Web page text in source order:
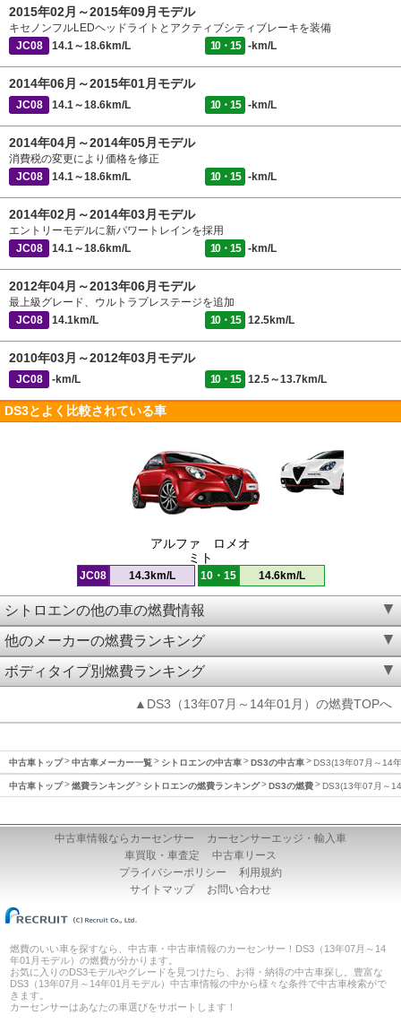
2015年02月～2015年09月モデル
キセノンフルLEDヘッドライトとアクティブシティブレーキを装備
JC08
14.1～18.6km/L 10・15 -km/L
2014年06月～2015年01月モデル
JC08 14.1～18.6km/L 10・15 -km/L
2014年04月～2014年05月モデル
消費税の変更により価格を修正
JC08
14.1～18.6km/L 10・15 -km/L
2014年02月～2014年03月モデル
エントリーモデルに新パワートレインを採用
JC08
14.1～18.6km/L 10・15 -km/L
2012年04月～2013年06月モデル
最上級グレード、ウルトラプレステージを追加
JC08
14.1km/L 10・15 12.5km/L
2010年03月～2012年03月モデル
JC08 -km/L 10・15 12.5～13.7km/L
DS3とよく比較されている車
アルファ ロメオ
ミト
JC08 14.3km/L 10・15 14.6km/L
シトロエンの他の車の燃費情報
他のメーカーの燃費ランキング
ボディタイプ別燃費ランキング
▲DS3（13年07月～14年01月）の燃費TOPへ
中古車トップ 中古車メーカー一覧 シトロエンの中古車 DS3の中古車 DS3(13年07月～14
中古車トップ 燃費ランキング シトロエンの燃費ランキング DS3の燃費 DS3(13年07月～
中古車情報ならカーセンサー
カーセンサーエッジ・輸入車
車買取・車査定
中古車リース
プライバシーポリシー
利用規約
サイトマップ
お問い合わせ
燃費のいい車を探すなら、中古車・中古車情報のカーセンサー！DS3（13年07月～14
年01月モデル）の燃費が分かります。
お気に入りのDS3モデルやグレードを見つけたら、お得・納得の中古車探し。豊富な
DS3（13年07月～14年01月モデル）中古車情報の中から様々な条件で中古車検索がで
きます。
カーセンサーはあなたの車選びをサポートします！